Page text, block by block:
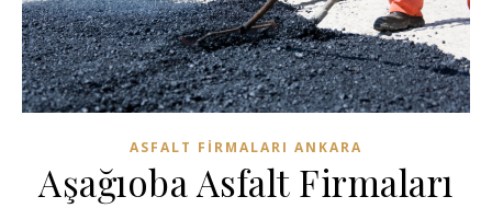
ASFALT FIRMALARI ANKARA
Aşağıoba Asfalt Firmaları